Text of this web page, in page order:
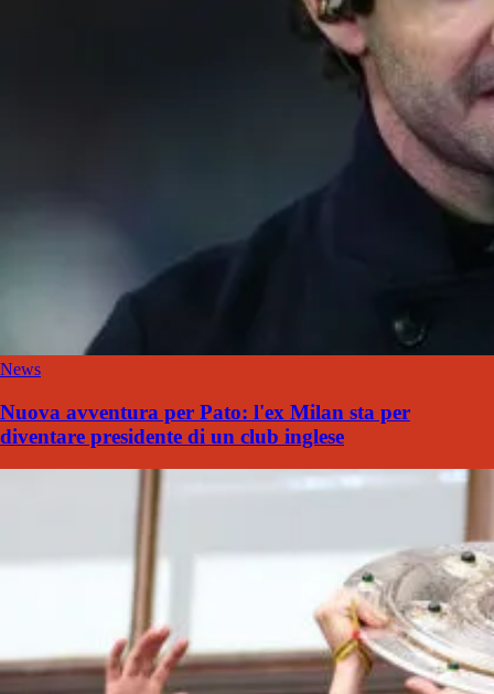
News
Nuova avventura per Pato: l'ex Milan sta per
diventare presidente di un club inglese